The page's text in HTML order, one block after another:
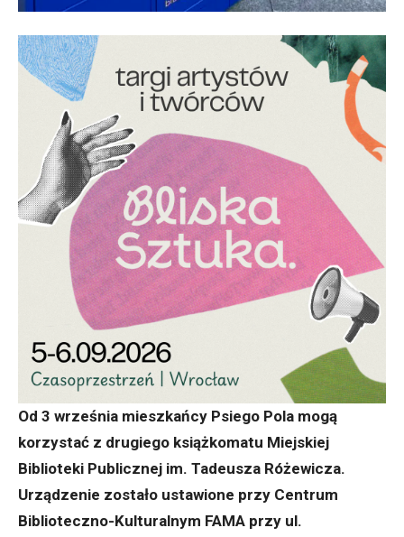
Od 3 września mieszkańcy Psiego Pola mogą
korzystać z drugiego książkomatu Miejskiej
Biblioteki Publicznej im. Tadeusza Różewicza.
Urządzenie zostało ustawione przy Centrum
Biblioteczno-Kulturalnym FAMA przy ul.